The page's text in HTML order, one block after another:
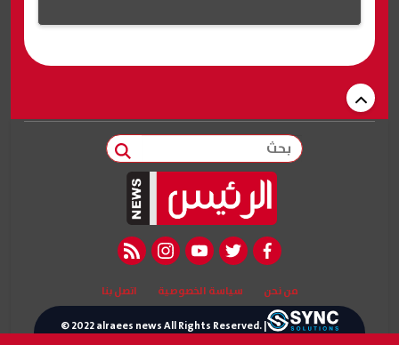
بحث
facebook
twitter
youtube
instagram
rss feed
من نحن سياسة الخصوصية اتصل بنا
© 2022 alraees news All Rights Reserved. |